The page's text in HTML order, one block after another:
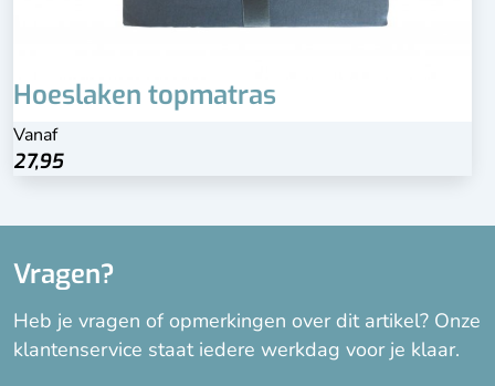
Hoeslaken topmatras
Vanaf
27,95
Vragen?
Heb je vragen of opmerkingen over dit artikel? Onze
klantenservice staat iedere werkdag voor je klaar.